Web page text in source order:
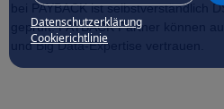
Datenschutzerklärung
Cookierichtlinie
bei PAYBACK ist selbstverständlich
geprüft. PAYBACK Partner können
und Big Data-Expertise vertrauen.